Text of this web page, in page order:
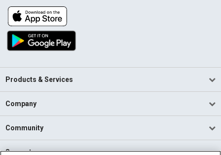
Products & Services
Company
Community
Support